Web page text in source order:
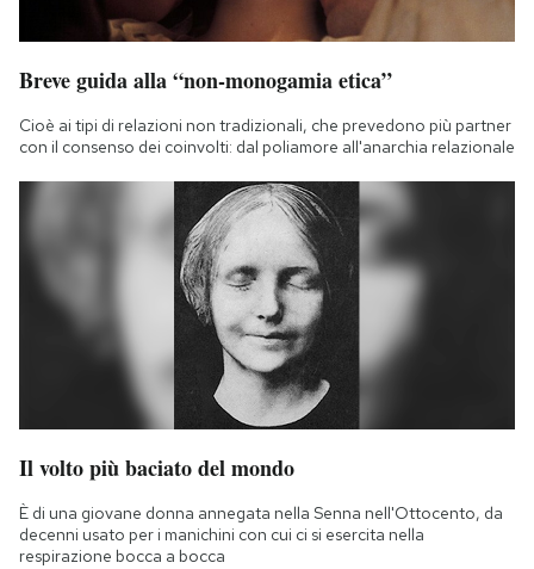
Breve guida alla “non-monogamia etica”
Cioè ai tipi di relazioni non tradizionali, che prevedono più partner
con il consenso dei coinvolti: dal poliamore all'anarchia relazionale
Il volto più baciato del mondo
È di una giovane donna annegata nella Senna nell'Ottocento, da
decenni usato per i manichini con cui ci si esercita nella
respirazione bocca a bocca